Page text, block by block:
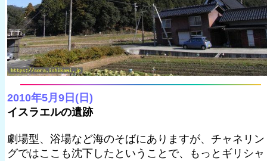
2010年5月9日(日)
イスラエルの遺跡
劇場型、浴場など海のそばにありますが、チャネリン
グではここも沈下したということで、もっとギリシャ